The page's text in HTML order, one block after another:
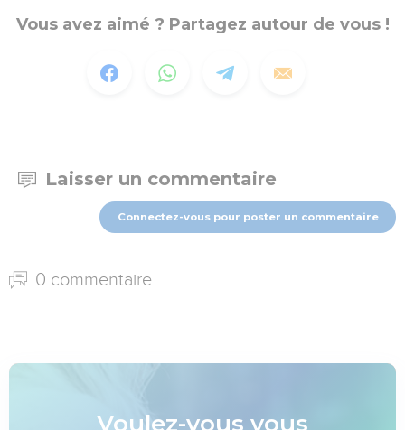
Vous avez aimé ? Partagez autour de vous !
Laisser un commentaire
Connectez-vous pour poster un commentaire
0 commentaire
Voulez-vous vous